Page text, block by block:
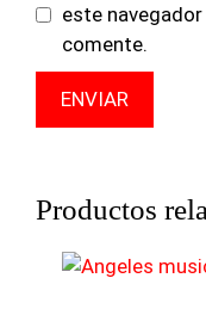
este
comente.
Productos